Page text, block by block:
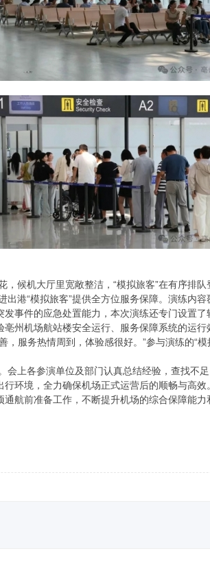
机大厅里宽敞整洁，“模拟旅客”在有序排队
港“模拟旅客”提供全方位服务保障。演练内
事件的应急处置能力，本次演练还专门设置
州机场航站楼安全运行、服务保障系统的运
服务热情周到，体验感很好。”参与演练的“模
各参演单位及部门认真总结经验，查找不
环境，全力确保机场正式运营后的顺畅与高
航前准备工作，不断提升机场的综合保障能